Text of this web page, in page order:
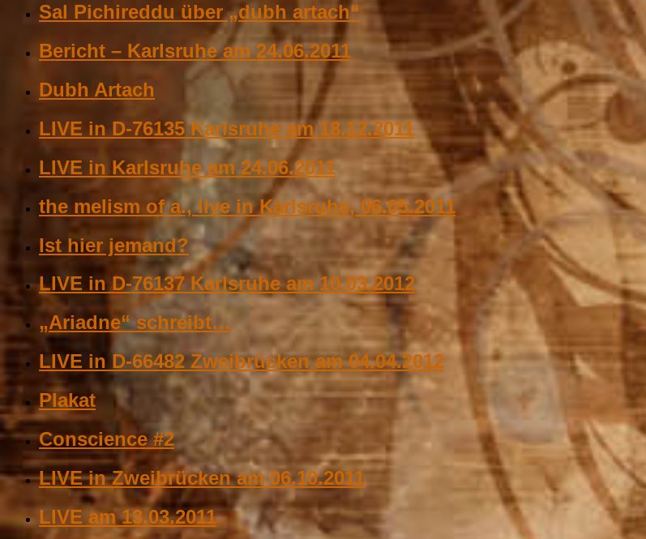
Sal Pichireddu über „dubh artach“
Bericht – Karlsruhe am 24.06.2011
Dubh Artach
LIVE in D-76135 Karlsruhe am 18.12.2011
LIVE in Karlsruhe am 24.06.2011
the melism of a., live in Karlsruhe, 06.05.2011
Ist hier jemand?
LIVE in D-76137 Karlsruhe am 10.03.2012
„Ariadne“ schreibt…
LIVE in D-66482 Zweibrücken am 04.04.2012
Plakat
Conscience #2
LIVE in Zweibrücken am 06.10.2011
LIVE am 13.03.2011